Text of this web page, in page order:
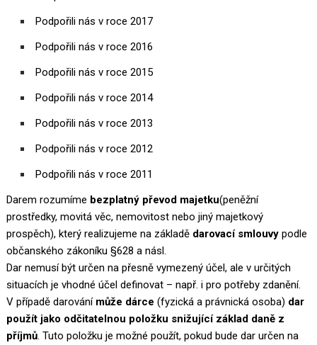
Podpořili nás v roce 2017
Podpořili nás v roce 2016
Podpořili nás v roce 2015
Podpořili nás v roce 2014
Podpořili nás v roce 2013
Podpořili nás v roce 2012
Podpořili nás v roce 2011
Darem rozumíme bezplatný převod majetku(peněžní
prostředky, movitá věc, nemovitost nebo jiný majetkový
prospěch), který realizujeme na základě darovací smlouvy podle
občanského zákoníku §628 a násl.
Dar nemusí být určen na přesně vymezený účel, ale v určitých
situacích je vhodné účel definovat – např. i pro potřeby zdanění.
V případě darování může dárce (fyzická a právnická osoba) dar
použít jako odčitatelnou položku snižující základ daně z
příjmů . Tuto položku je možné použít, pokud bude dar určen na